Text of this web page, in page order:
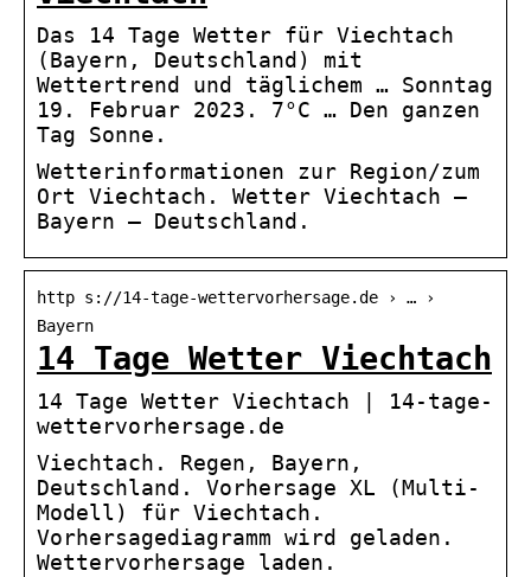
Das 14 Tage Wetter für Viechtach
(Bayern, Deutschland) mit
Wettertrend und täglichem … Sonntag
19. Februar 2023. 7°C … Den ganzen
Tag Sonne.
Wetterinformationen zur Region/zum
Ort Viechtach. Wetter Viechtach –
Bayern – Deutschland.
http s://14-tage-wettervorhersage.de › … ›
Bayern
14 Tage Wetter Viechtach
14 Tage Wetter Viechtach | 14-tage-
wettervorhersage.de
Viechtach. Regen, Bayern,
Deutschland. Vorhersage XL (Multi-
Modell) für Viechtach.
Vorhersagediagramm wird geladen.
Wettervorhersage laden.